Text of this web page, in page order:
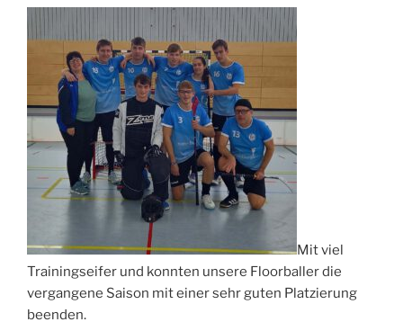
Mit viel
Trainingseifer und konnten unsere Floorballer die
vergangene Saison mit einer sehr guten Platzierung
beenden.